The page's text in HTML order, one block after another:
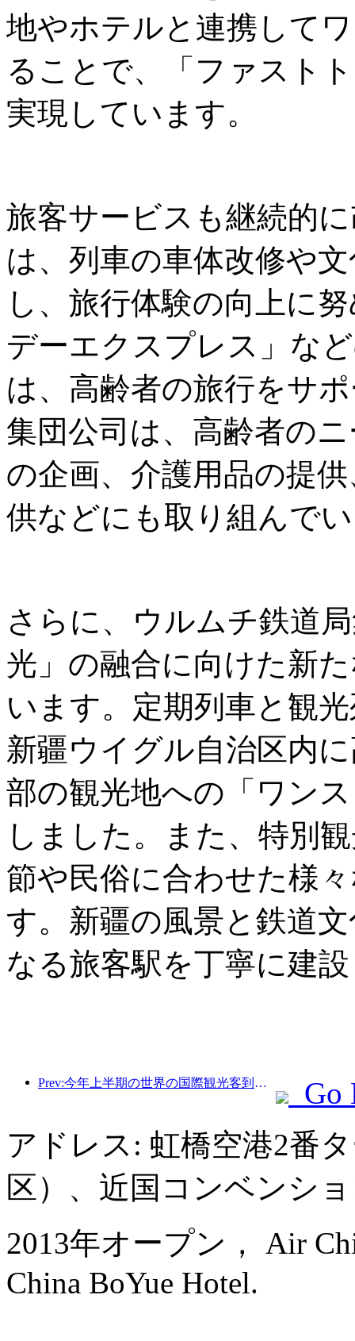
地やホテルと連携して
ることで、「ファスト
実現しています。
旅客サービスも継続的
は、列車の車体改修や
し、旅行体験の向上に
デーエクスプレス」な
は、高齢者の旅行をサ
集団公司は、高齢者の
の企画、介護用品の提
供などにも取り組んで
さらに、ウルムチ鉄道
光」の融合に向けた新
います。定期列車と観
新疆ウイグル自治区内
部の観光地への「ワン
しました。また、特別
節や民俗に合わせた様
す。新疆の風景と鉄道
なる旅客駅を丁寧に建
Prev:今年上半期の世界の国際観光客到着数は前年比5％増加した。
Go
アドレス: 虹橋空港2番
区）、近国コンベンシ
2013年オープン， Air
China BoYue Hotel.